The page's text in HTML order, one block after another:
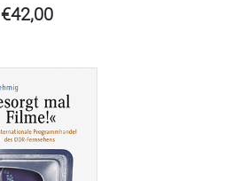
€42,00